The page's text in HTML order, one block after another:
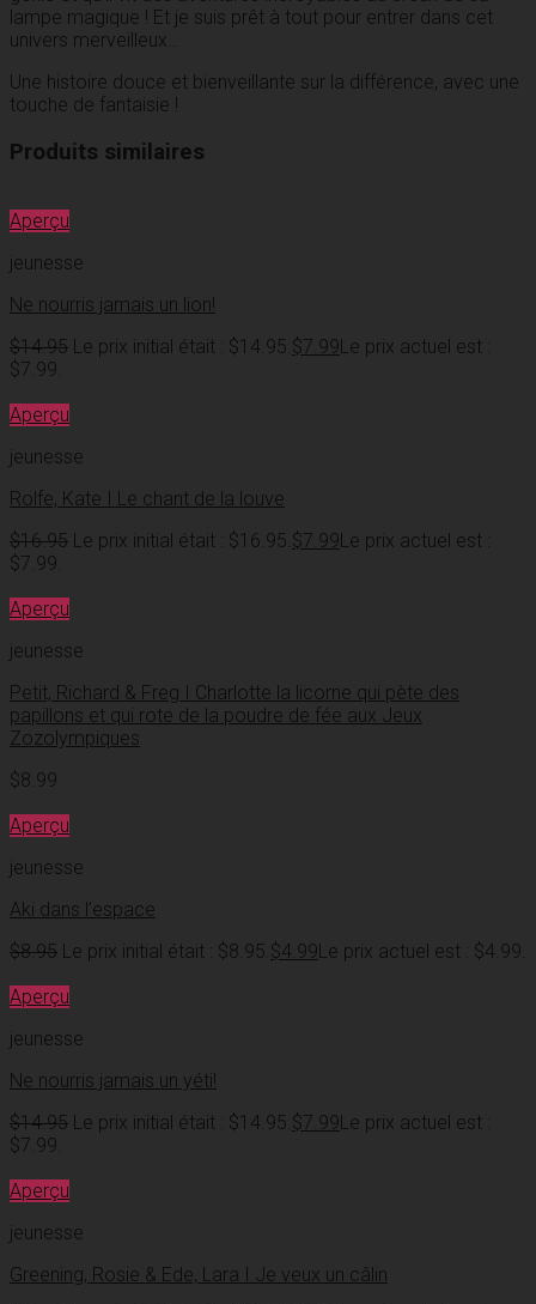
lampe magique ! Et je suis prêt à tout pour entrer dans cet
univers merveilleux…
Une histoire douce et bienveillante sur la différence, avec une
touche de fantaisie !
Produits similaires
Aperçu
jeunesse
Ne nourris jamais un lion!
$14.95 Le prix initial était : $14.95. $7.99Le prix actuel est :
$7.99.
Aperçu
jeunesse
Rolfe, Kate I Le chant de la louve
$16.95 Le prix initial était : $16.95. $7.99Le prix actuel est :
$7.99.
Aperçu
jeunesse
Petit, Richard & Freg I Charlotte la licorne qui pète des
papillons et qui rote de la poudre de fée aux Jeux
Zozolympiques
$8.99
Aperçu
jeunesse
Aki dans l’espace
$8.95 Le prix initial était : $8.95. $4.99Le prix actuel est : $4.99.
Aperçu
jeunesse
Ne nourris jamais un yéti!
$14.95 Le prix initial était : $14.95. $7.99Le prix actuel est :
$7.99.
Aperçu
jeunesse
Greening, Rosie & Ede, Lara I Je veux un câlin